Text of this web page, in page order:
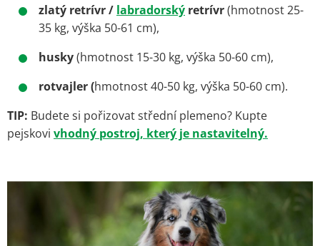
zlatý retrívr / labradorský retrívr(hmotnost 25-
35 kg, výška 50-61 cm),
husky(hmotnost 15-30 kg, výška 50-60 cm),
rotvajler (hmotnost 40-50 kg, výška 50-60 cm).
TIP: Budete si pořizovat střední plemeno? Kupte
pejskovi vhodný postroj, který je nastavitelný.